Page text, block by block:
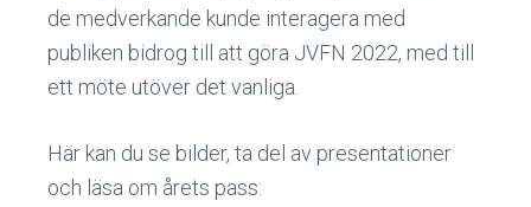
de medverkande kunde interagera med
publiken bidrog till att göra JVFN 2022, med till
ett möte utöver det vanliga.
Här kan du se bilder, ta del av presentationer
och läsa om årets pass: